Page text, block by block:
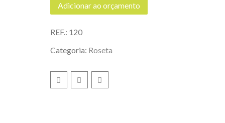
Adicionar ao orçamento
REF.: 120
Categoria: Roseta